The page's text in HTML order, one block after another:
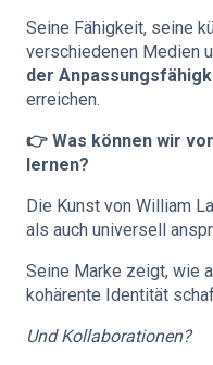
Seine Fähigkeit, seine
verschiedenen Medien
der
erreichen.
👉 Was können wir
lernen?
Die Kunst von William
als auch universell
Seine Marke zeigt, wie
kohärente Identität
Und Kollaborationen?